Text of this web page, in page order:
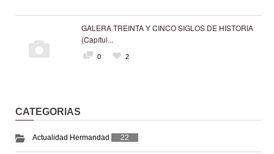
GALERA TREINTA Y CINCO SIGLOS DE HISTORIA
(Capítul...
0 2
CATEGORIAS
Actualidad Hermandad 22